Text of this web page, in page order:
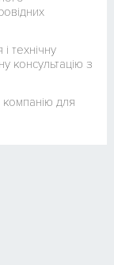
технічну
консультацію з
для